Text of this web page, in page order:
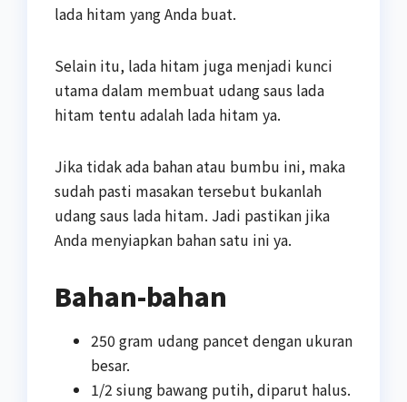
lada hitam yang Anda buat.
Selain itu, lada hitam juga menjadi kunci
utama dalam membuat udang saus lada
hitam tentu adalah lada hitam ya.
Jika tidak ada bahan atau bumbu ini, maka
sudah pasti masakan tersebut bukanlah
udang saus lada hitam. Jadi pastikan jika
Anda menyiapkan bahan satu ini ya.
Bahan-bahan
250 gram udang pancet dengan ukuran
besar.
1/2 siung bawang putih, diparut halus.